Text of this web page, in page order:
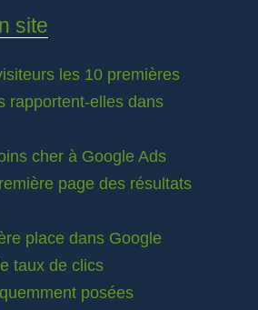
site
les 10 premières
rapportent-elles dans
cher à Google Ads
page des résultats
place dans Google
taux de clics
posées